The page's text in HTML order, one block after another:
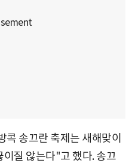
송끄란 축제는 새해맞이
질 않는다"고 했다. 송끄